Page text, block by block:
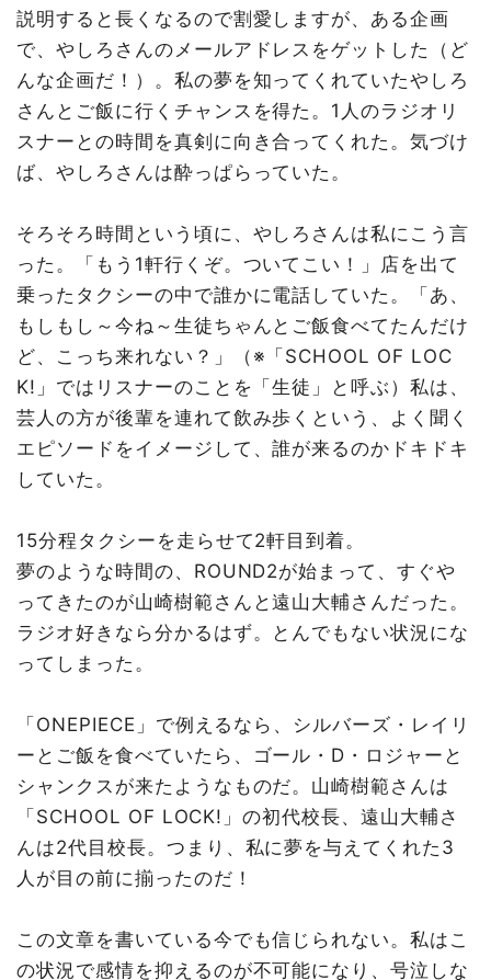
説明すると長くなるので割愛しますが、ある企画
で、やしろさんのメールアドレスをゲットした（ど
んな企画だ！）。私の夢を知ってくれていたやしろ
さんとご飯に行くチャンスを得た。1人のラジオリ
スナーとの時間を真剣に向き合ってくれた。気づけ
ば、やしろさんは酔っぱらっていた。
そろそろ時間という頃に、やしろさんは私にこう言
った。「もう1軒行くぞ。ついてこい！」店を出て
乗ったタクシーの中で誰かに電話していた。「あ、
もしもし～今ね～生徒ちゃんとご飯食べてたんだけ
ど、こっち来れない？」（※「SCHOOL OF LOC
K!」ではリスナーのことを「生徒」と呼ぶ）私は、
芸人の方が後輩を連れて飲み歩くという、よく聞く
エピソードをイメージして、誰が来るのかドキドキ
していた。
15分程タクシーを走らせて2軒目到着。
夢のような時間の、ROUND2が始まって、すぐや
ってきたのが山崎樹範さんと遠山大輔さんだった。
ラジオ好きなら分かるはず。とんでもない状況にな
ってしまった。
「ONEPIECE」で例えるなら、シルバーズ・レイリ
ーとご飯を食べていたら、ゴール・D・ロジャーと
シャンクスが来たようなものだ。山崎樹範さんは
「SCHOOL OF LOCK!」の初代校長、遠山大輔さ
んは2代目校長。つまり、私に夢を与えてくれた3
人が目の前に揃ったのだ！
この文章を書いている今でも信じられない。私はこ
の状況で感情を抑えるのが不可能になり、号泣しな